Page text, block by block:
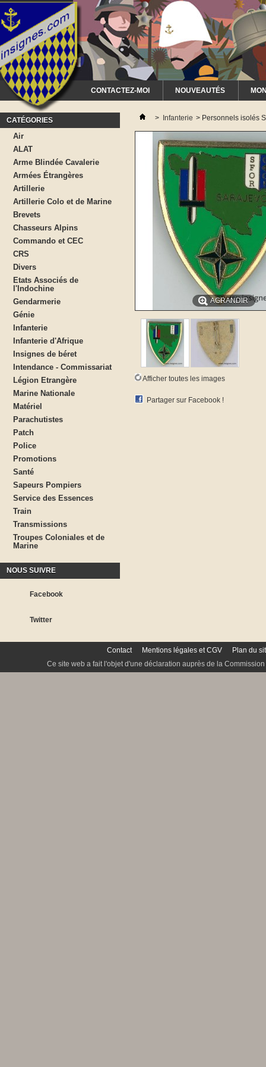
CONTACTEZ-MOI NOUVEAUTÉS
CATÉGORIES
Air
ALAT
Arme Blindée Cavalerie
Armées Étrangères
Artillerie
Artillerie Colo et de Marine
Brevets
Chasseurs Alpins
Commando et CEC
CRS
Divers
Etats Associés de
l'Indochine
Gendarmerie
Génie
Infanterie
Infanterie d'Afrique
Insignes de béret
Intendance - Commissariat
Légion Etrangère
Marine Nationale
Matériel
Parachutistes
Patch
Police
Promotions
Santé
Sapeurs Pompiers
Service des Essences
Train
Transmissions
Troupes Coloniales et de
Marine
NOUS SUIVRE
Facebook
Twitter
> Infanterie > Personnels isolés
AGRANDIR
Afficher toutes les images
Partager sur Facebook !
Contact Mentions légales et CGV
Plan du
Ce site web a fait l'objet d'une déclaration auprès de la